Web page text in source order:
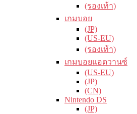
(รองเท้า)
เกมบอย
(JP)
(US-EU)
(รองเท้า)
เกมบอยแอดวานซ์
(US-EU)
(JP)
(CN)
Nintendo DS
(JP)